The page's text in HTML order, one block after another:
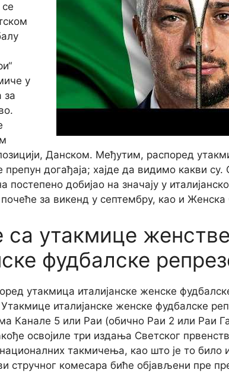
у
за
Данском. Међутим, распоред
препун догађаја; хајде да видимо какви су.
постепено добијао на значају у
за викенд у септембру, као и Женска
са утакмице
фудбалске
утакмица италијанске женске
италијанске женске фудбалске
Канале 5 или Раи (обично Раи 2 или Раи
освојиле три издања Светског
националних такмичења, као што је то било
стручног комесара биће објављени пре